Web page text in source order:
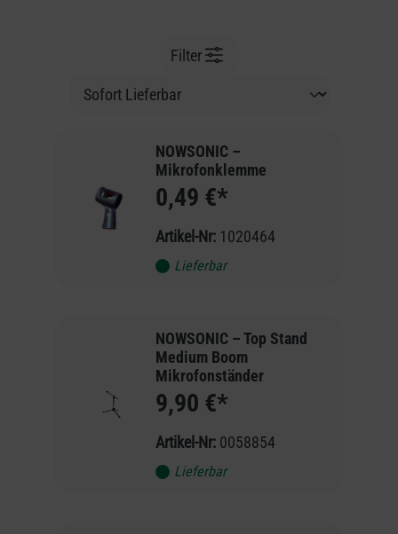
Filter
NOWSONIC –
Mikrofonklemme
0,49 €*
Artikel-Nr: 1020464
Lieferbar
NOWSONIC – Top Stand
Medium Boom
Mikrofonständer
9,90 €*
Artikel-Nr: 0058854
Lieferbar